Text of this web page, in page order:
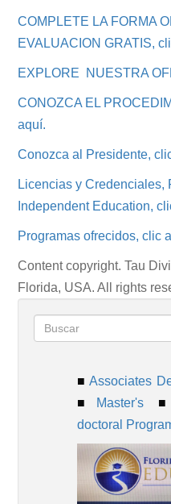
COMPLETE LA FORMA
EVALUACION GRATIS,
EXPLORE NUESTRA
CONOZCA EL
aquí.
Conozca al Presidente,
Licencias y Credenciales,
Independent Education,
Programas ofrecidos, clic
Content copyright. Tau
Florida, USA. All rights
búsqueda
■Associates
■
Master's ■
doctoral